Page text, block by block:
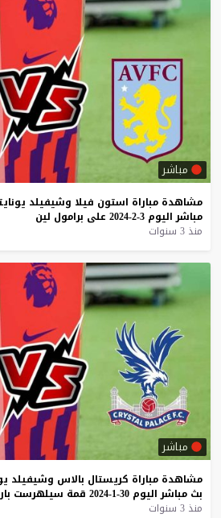
مباشر
مشاهدة مباراة استون فيلا وشيفيلد
مباشر اليوم 3-2-2024 على برامول لين
منذ 3 سنوات
مباشر
مشاهدة مباراة كريستال بالاس وشيفيلد
بث مباشر اليوم 30-1-2024 قمة سيلهرست
منذ 3 سنوات